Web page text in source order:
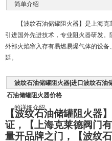
简单介绍
【波纹石油储罐阻火器】是上海
引进国外先进技术，专业阻火器研发
外部火焰窜入存有易燃易爆气体的设
延。
波纹石油储罐阻火器|进口波纹石油
石油储罐阻火器价格
的详细介绍
【波纹石油储罐阻火器
证，【上海克莱德阀门
量开品牌之门，【波纹